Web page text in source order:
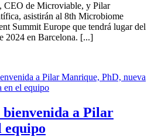
CEO de Microviable, y Pilar
asistirán al 8th Microbiome
Summit Europe que tendrá lugar del
2024 en Barcelona. [...]
a Pilar
equipo